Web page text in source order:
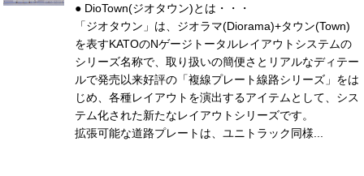
● DioTown(ジオタウン)とは・・・
「ジオタウン」は、ジオラマ(Diorama)+タウン(Town)
を表すKATOのNゲージトータルレイアウトシステムの
シリーズ名称で、取り扱いの簡便さとリアルなディテー
ルで発売以来好評の「複線プレート線路シリーズ」をは
じめ、各種レイアウトを演出するアイテムとして、シス
テム化された新たなレイアウトシリーズです。
拡張可能な道路プレートは、ユニトラック同様...